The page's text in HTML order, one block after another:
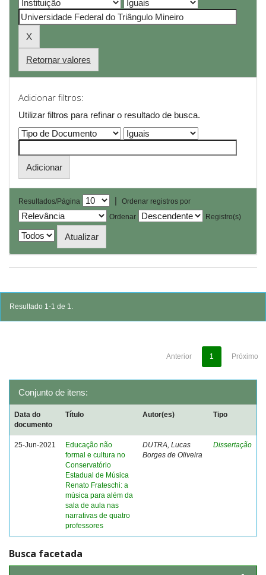
Retornar valores
Adicionar filtros:
Utilizar filtros para refinar o resultado de busca.
Resultados/Página |
Ordenar registros por
Ordenar
Registro(s)
Resultado 1-1 de 1.
Anterior 1 Próximo
Conjunto de itens:
Data do
documento
Título Autor(es) Tipo
25-Jun-2021
Educação não
formal e cultura no
Conservatório
Estadual de Música
Renato Frateschi: a
música para além da
sala de aula nas
narrativas de quatro
professores
DUTRA, Lucas
Borges de Oliveira
Dissertação
Busca facetada